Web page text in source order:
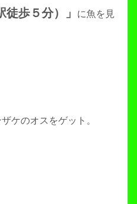
歩５分）」
に魚を見
ケのオスをゲット。